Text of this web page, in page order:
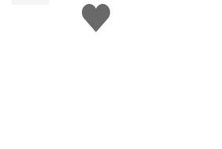
Gefällt
mir